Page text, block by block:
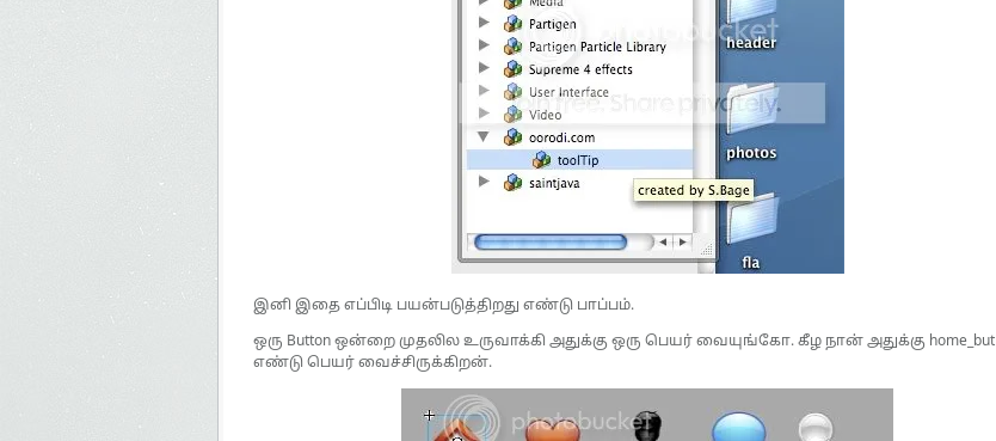
இனி இதை எப்பிடி பயன்படுத்திறது எண்டு பாப்பம்.
ஒரு Button ஒன்றை முதலில உருவாக்கி அதுக்கு ஒரு பெயர் வையுங்கோ. கீழ நான் அதுக்கு home_but
எண்டு பெயர் வைச்சிருக்கிறன்.